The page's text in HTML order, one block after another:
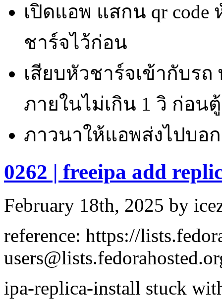
เปิดแอพ แสกน qr
ชาร์จไว้ก่อน
เสียบหัวชาร์จเข้ากับร
ภายในไม่เกิน 1 วิ ก่อน
ภาวนาให้แอพส่งไปบอ
0262 | freeipa add
February 18th, 2025 by
reference: https://
ipa-replica-install stuck